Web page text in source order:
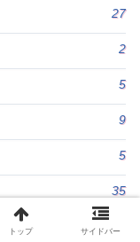
27
2
5
9
5
35
トップ サイドバー